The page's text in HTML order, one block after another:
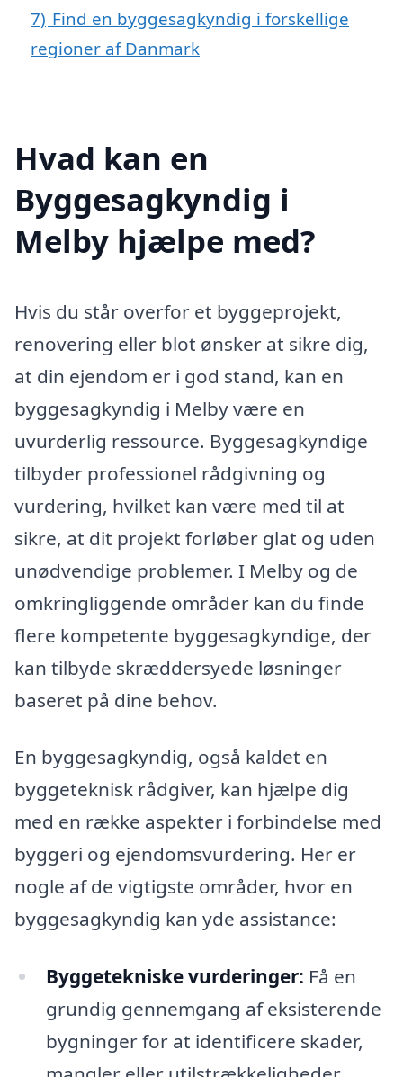
7) Find en byggesagkyndig i forskellige
regioner af Danmark
Hvad kan en
Byggesagkyndig i
Melby hjælpe med?
Hvis du står overfor et byggeprojekt,
renovering eller blot ønsker at sikre dig,
at din ejendom er i god stand, kan en
byggesagkyndig i Melby være en
uvurderlig ressource. Byggesagkyndige
tilbyder professionel rådgivning og
vurdering, hvilket kan være med til at
sikre, at dit projekt forløber glat og uden
unødvendige problemer. I Melby og de
omkringliggende områder kan du finde
flere kompetente byggesagkyndige, der
kan tilbyde skræddersyede løsninger
baseret på dine behov.
En byggesagkyndig, også kaldet en
byggeteknisk rådgiver, kan hjælpe dig
med en række aspekter i forbindelse med
byggeri og ejendomsvurdering. Her er
nogle af de vigtigste områder, hvor en
byggesagkyndig kan yde assistance:
Byggetekniske vurderinger: Få en
grundig gennemgang af eksisterende
bygninger for at identificere skader,